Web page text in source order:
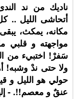
ناديك من ند
أتحاشى الليل ..
مكانه، يمكث،
مواجهته و قلبي
سَفرْ! اختبيء من
ولا حتى ندْ وشبه!
حولي هو الليل و
عنقٌ و معصم!!. -